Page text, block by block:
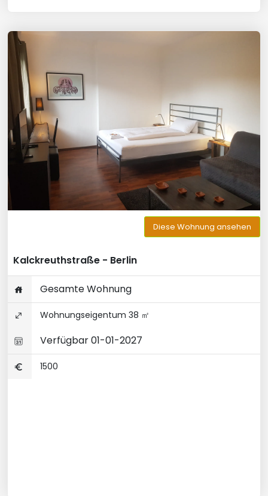
Diese Wohnung ansehen
Kalckreuthstraße - Berlin
Gesamte Wohnung
Wohnungseigentum 38 ㎡
Verfügbar 01-01-2027
1500